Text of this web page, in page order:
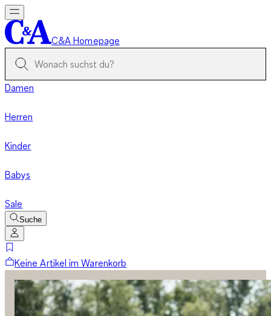
C&A Homepage
Damen
Herren
Kinder
Babys
Sale
Suche
Keine Artikel im Warenkorb